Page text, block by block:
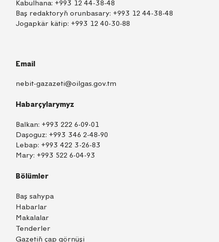
Kabulhana: +993 12 44-38-48
Baş redaktoryň orunbasary: +993 12 44-38-48
Jogapkär kätip: +993 12 40-30-88
Email
nebit-gazazeti@oilgas.gov.tm
Habarçylarymyz
Balkan: +993 222 6-09-01
Daşoguz: +993 346 2-48-90
Lebap: +993 422 3-26-83
Mary: +993 522 6-04-93
Bölümler
Baş sahypa
Habarlar
Makalalar
Tenderler
Gazetiň çap görnüşi